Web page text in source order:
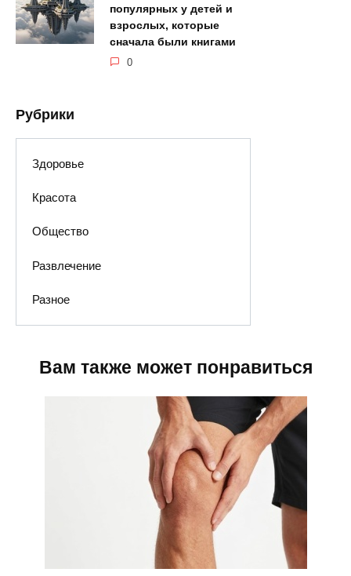
популярных у детей и
взрослых, которые
сначала были книгами
0
Рубрики
Здоровье
Красота
Общество
Развлечение
Разное
Вам также может понравиться